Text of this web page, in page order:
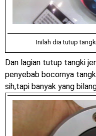
Indahnya
Impresi pertama
ada
Event Customaxi &
Kawasaki Indonesia
Inilah dia tutup
Dan lagian tutup tangki
penyebab bocornya
sih,tapi banyak yang